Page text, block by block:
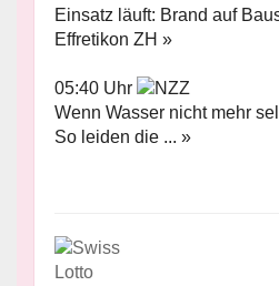
Einsatz läuft: Brand auf
Effretikon ZH »
05:40 Uhr
Wenn Wasser nicht mehr
So leiden die ... »